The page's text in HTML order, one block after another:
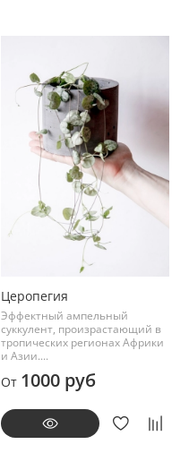
Церопегия
Эффектный ампельный
суккулент, произрастающий в
тропических регионах Африки
и Азии....
От 1000 руб